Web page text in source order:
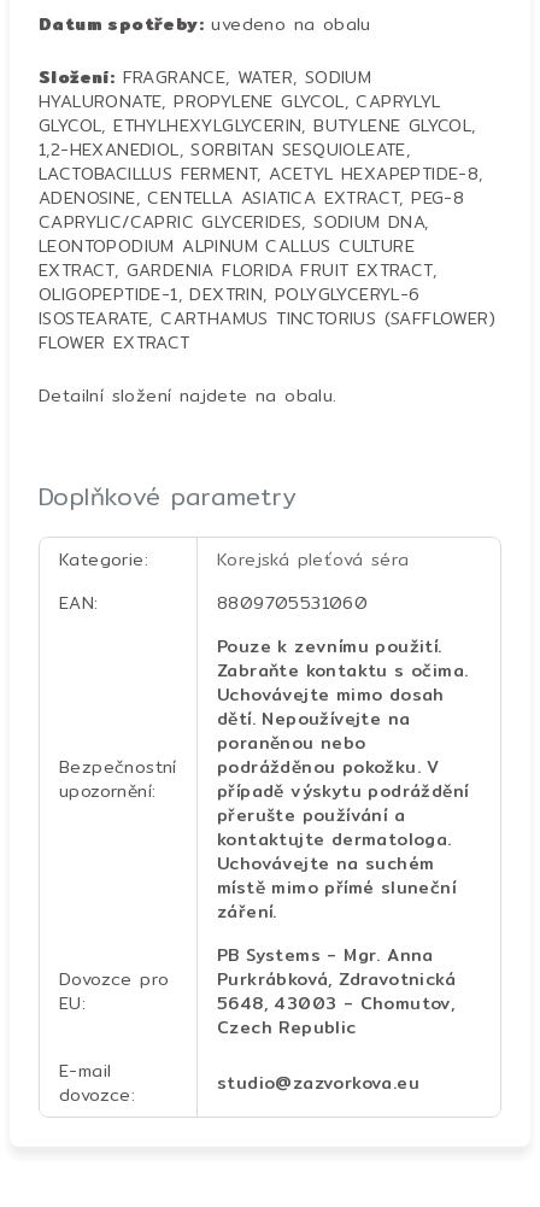
Datum spotřeby: uvedeno na obalu
Složení: FRAGRANCE, WATER, SODIUM
HYALURONATE, PROPYLENE GLYCOL, CAPRYLYL
GLYCOL, ETHYLHEXYLGLYCERIN, BUTYLENE GLYCOL,
1,2-HEXANEDIOL, SORBITAN SESQUIOLEATE,
LACTOBACILLUS FERMENT, ACETYL HEXAPEPTIDE-8,
ADENOSINE, CENTELLA ASIATICA EXTRACT, PEG-8
CAPRYLIC/CAPRIC GLYCERIDES, SODIUM DNA,
LEONTOPODIUM ALPINUM CALLUS CULTURE
EXTRACT, GARDENIA FLORIDA FRUIT EXTRACT,
OLIGOPEPTIDE-1, DEXTRIN, POLYGLYCERYL-6
ISOSTEARATE, CARTHAMUS TINCTORIUS (SAFFLOWER)
FLOWER EXTRACT
Detailní složení najdete na obalu.
Doplňkové parametry
Kategorie:
Korejská pleťová séra
EAN: 8809705531060
Bezpečnostní
upozornění:
Pouze k zevnímu použití.
Zabraňte kontaktu s očima.
Uchovávejte mimo dosah
dětí. Nepoužívejte na
poraněnou nebo
podrážděnou pokožku. V
případě výskytu podráždění
přerušte používání a
kontaktujte dermatologa.
Uchovávejte na suchém
místě mimo přímé sluneční
záření.
Dovozce pro
EU:
PB Systems - Mgr. Anna
Purkrábková, Zdravotnická
5648, 43003 - Chomutov,
Czech Republic
E-mail
dovozce: studio@zazvorkova.eu